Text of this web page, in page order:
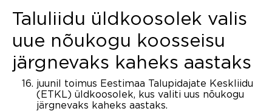
Taluliidu üldkoosolek valis
uue nõukogu koosseisu
järgnevaks kaheks aastaks
juunil toimus Eestimaa Talupidajate Keskliidu
(ETKL) üldkoosolek, kus valiti uus nõukogu
järgnevaks kaheks aastaks.